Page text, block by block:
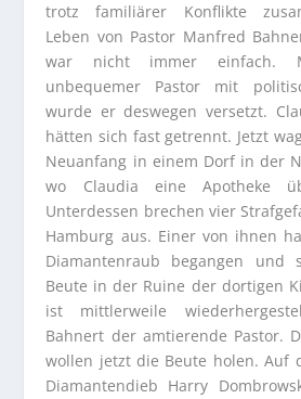
trotz familiärer Konflikte
Leben von Pastor Manfred
war nicht immer einfach.
unbequemer Pastor mit
wurde er deswegen versetzt.
hätten sich fast getrennt. Jetzt
Neuanfang in einem Dorf in der
wo Claudia eine Apotheke
Unterdessen brechen vier
Hamburg aus. Einer von ihnen
Diamantenraub begangen und
Beute in der Ruine der dortigen
ist mittlerweile
Bahnert der amtierende Pastor.
wollen jetzt die Beute holen. Auf
Diamantendieb Harry